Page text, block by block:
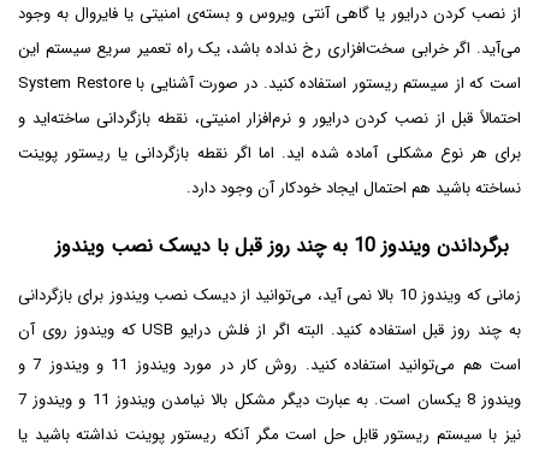
از نصب کردن درایور یا گاهی آنتی ویروس و بسته‌ی امنیتی یا فایروال به وجود
می‌آید. اگر خرابی سخت‌افزاری رخ نداده باشد، یک راه تعمیر سریع سیستم این
است که از سیستم ریستور استفاده کنید. در صورت آشنایی با System Restore
احتمالاً قبل از نصب کردن درایور و نرم‌افزار امنیتی، نقطه بازگردانی ساخته‌اید و
برای هر نوع مشکلی آماده شده اید. اما اگر نقطه بازگردانی یا ریستور پوینت
نساخته باشید هم احتمال ایجاد خودکار آن وجود دارد.
برگرداندن ویندوز 10 به چند روز قبل با دیسک نصب ویندوز
زمانی که ویندوز 10 بالا نمی آید، می‌توانید از دیسک نصب ویندوز برای بازگردانی
به چند روز قبل استفاده کنید. البته اگر از فلش درایو USB که ویندوز روی آن
است هم می‌توانید استفاده کنید. روش کار در مورد ویندوز 11 و ویندوز 7 و
ویندوز 8 یکسان است. به عبارت دیگر مشکل بالا نیامدن ویندوز 11 و ویندوز 7
نیز با سیستم ریستور قابل حل است مگر آنکه ریستور پوینت نداشته باشید یا